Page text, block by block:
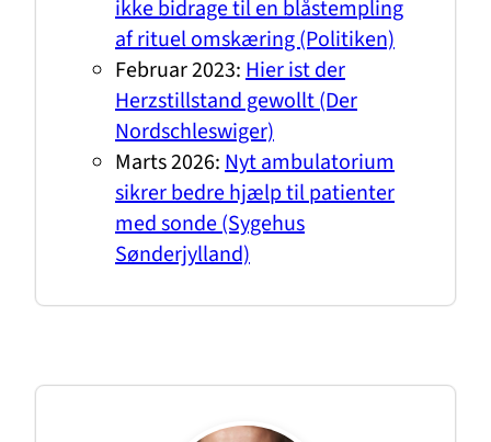
ikke bidrage til en blåstempling
af rituel omskæring (Politiken)
Februar 2023:Hier ist der
Herzstillstand gewollt (Der
Nordschleswiger)
Marts 2026:Nyt ambulatorium
sikrer bedre hjælp til patienter
med sonde (Sygehus
Sønderjylland)